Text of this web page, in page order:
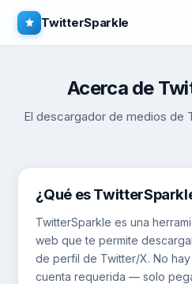
TwitterSparkle
Acerca de
El descargador de medios de
¿Qué es
TwitterSparkle es una
web que te permite
de perfil de Twitter/X. No
cuenta requerida — solo